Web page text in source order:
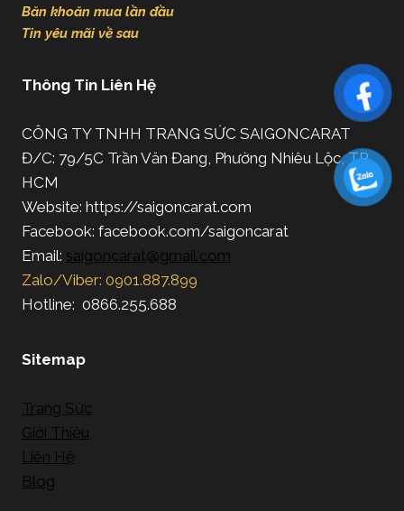
Băn khoăn mua lần đầu
Tin yêu mãi về sau
Thông Tin Liên Hệ
CÔNG TY TNHH TRANG SỨC SAIGONCARAT
Đ/C: 79/5C Trần Văn Đang, Phường Nhiêu Lộc, TP.
HCM
Website: https://saigoncarat.com
Facebook: facebook.com/saigoncarat
Email: saigoncarat@gmail.com
Zalo/Viber: 0901.887.899
Hotline: 0866.255.688
Sitemap
Trang Sức
Giới Thiệu
Liên Hệ
Blog